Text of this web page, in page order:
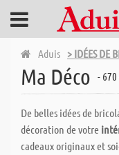
Aduis > IDÉES DE
Ma Déco -
De belles idées de
décoration de votre
cadeaux originaux et